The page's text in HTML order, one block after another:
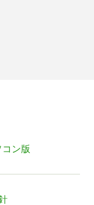
コン版